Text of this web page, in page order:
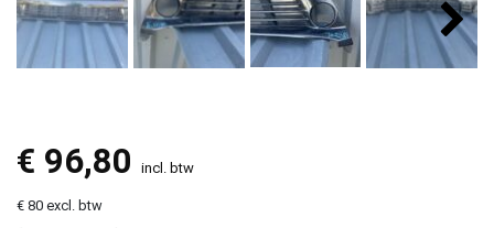
€ 96,80 incl. btw
€ 80 excl. btw